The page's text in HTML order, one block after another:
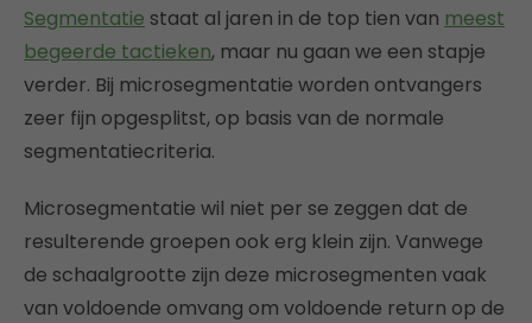
Segmentatie staat al jaren in de top tien van meest
begeerde tactieken, maar nu gaan we een stapje
verder. Bij microsegmentatie worden ontvangers
zeer fijn opgesplitst, op basis van de normale
segmentatiecriteria.
Microsegmentatie wil niet per se zeggen dat de
resulterende groepen ook erg klein zijn. Vanwege
de schaalgrootte zijn deze microsegmenten vaak
van voldoende omvang om voldoende return op de